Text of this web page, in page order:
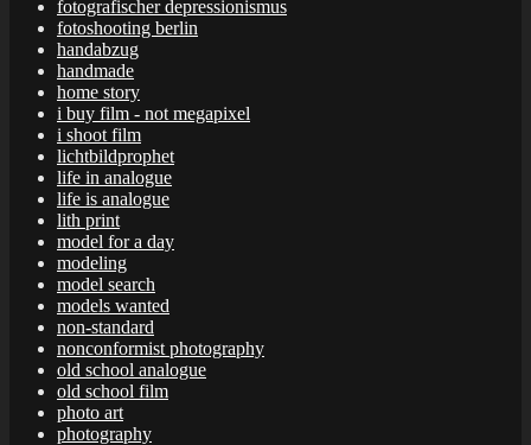
fotografischer depressionismus
fotoshooting berlin
handabzug
handmade
home story
i buy film - not megapixel
i shoot film
lichtbildprophet
life in analogue
life is analogue
lith print
model for a day
modeling
model search
models wanted
non-standard
nonconformist photography
old school analogue
old school film
photo art
photography